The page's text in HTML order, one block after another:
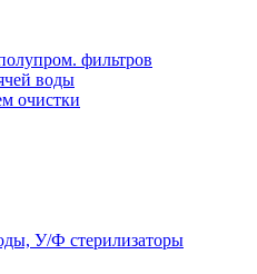
фильтров
воды
очистки
У/Ф стерилизаторы